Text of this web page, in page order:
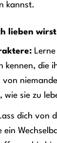
kannst.
lieben
Lerne
kennen, die
von
wie sie zu
dich von
ein